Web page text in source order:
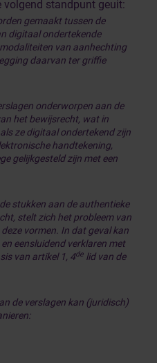
volgend standpunt geuit:
gemaakt tussen de
digitaal ondertekende
van aanhechting
daarvan ter griffie
onderworpen aan de
het bewijsrecht, wat in
ze digitaal ondertekend zijn
handtekening,
gelijkgesteld zijn met een
stukken aan de authentieke
stelt zich het probleem van
vormen. In dat geval kan
eensluidend verklaren met
van artikel 1, 4de lid van de
de verslagen kan (juridisch)